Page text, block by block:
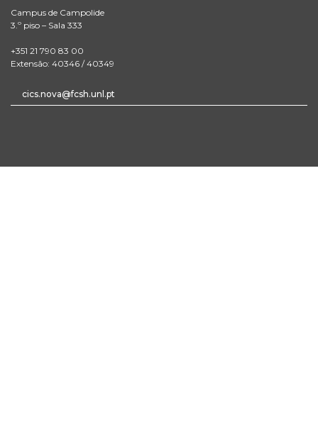
Campus de Campolide
3.º piso – Sala 333
+351 21 790 83 00
Extensão: 40346 / 40349
cics.nova@fcsh.unl.pt